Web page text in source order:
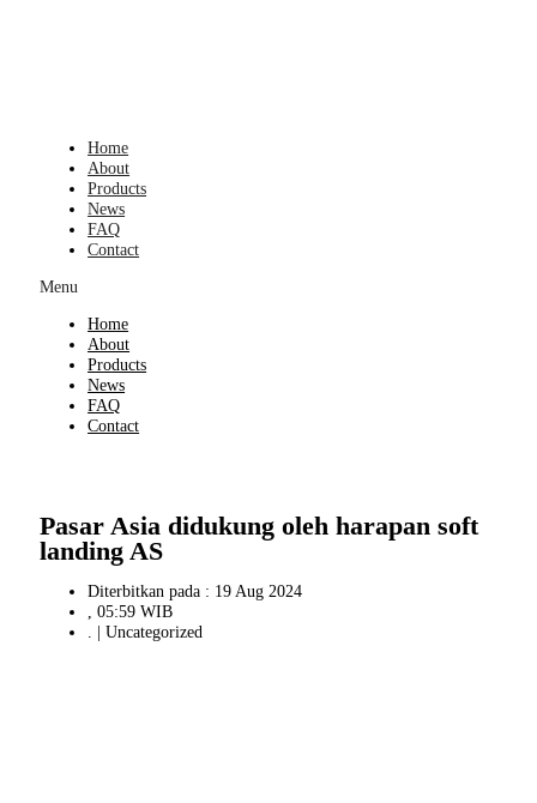
Home
About
Products
News
FAQ
Contact
Menu
Home
About
Products
News
FAQ
Contact
Pasar Asia didukung oleh harapan soft
landing AS
Diterbitkan pada : 19 Aug 2024
, 05:59 WIB
. | Uncategorized